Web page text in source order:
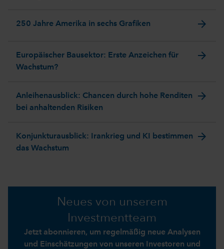
250 Jahre Amerika in sechs Grafiken arrow_forward
Europäischer Bausektor: Erste Anzeichen für
Wachstum?
arrow_forward
Anleihenausblick: Chancen durch hohe Renditen
bei anhaltenden Risiken
arrow_forward
Konjunkturausblick: Irankrieg und KI bestimmen
das Wachstum
arrow_forward
Neues von unserem
Investmentteam
Jetzt abonnieren, um regelmäßig neue Analysen
und Einschätzungen von unseren Investoren und